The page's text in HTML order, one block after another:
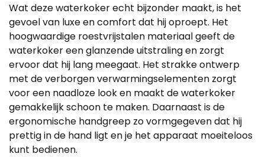
Wat deze waterkoker echt bijzonder maakt, is het
gevoel van luxe en comfort dat hij oproept. Het
hoogwaardige roestvrijstalen materiaal geeft de
waterkoker een glanzende uitstraling en zorgt
ervoor dat hij lang meegaat. Het strakke ontwerp
met de verborgen verwarmingselementen zorgt
voor een naadloze look en maakt de waterkoker
gemakkelijk schoon te maken. Daarnaast is de
ergonomische handgreep zo vormgegeven dat hij
prettig in de hand ligt en je het apparaat moeiteloos
kunt bedienen.